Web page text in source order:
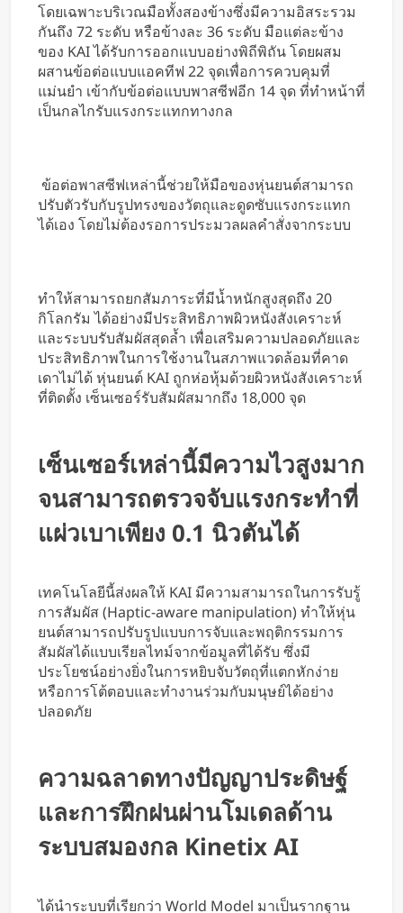
โดยเฉพาะบริเวณมือทั้งสองข้างซึ่งมีความอิสระรวม
กันถึง 72 ระดับ หรือข้างละ 36 ระดับ มือแต่ละข้าง
ของ KAI ได้รับการออกแบบอย่างพิถีพิถัน โดยผสม
ผสานข้อต่อแบบแอคทีฟ 22 จุดเพื่อการควบคุมที่
แม่นยำ เข้ากับข้อต่อแบบพาสซีฟอีก 14 จุด ที่ทำหน้าที่
เป็นกลไกรับแรงกระแทกทางกล
ข้อต่อพาสซีฟเหล่านี้ช่วยให้มือของหุ่นยนต์สามารถ
ปรับตัวรับกับรูปทรงของวัตถุและดูดซับแรงกระแทก
ได้เอง โดยไม่ต้องรอการประมวลผลคำสั่งจากระบบ
ทำให้สามารถยกสัมภาระที่มีน้ำหนักสูงสุดถึง 20
กิโลกรัม ได้อย่างมีประสิทธิภาพผิวหนังสังเคราะห์
และระบบรับสัมผัสสุดล้ำ เพื่อเสริมความปลอดภัยและ
ประสิทธิภาพในการใช้งานในสภาพแวดล้อมที่คาด
เดาไม่ได้ หุ่นยนต์ KAI ถูกห่อหุ้มด้วยผิวหนังสังเคราะห์
ที่ติดตั้ง เซ็นเซอร์รับสัมผัสมากถึง 18,000 จุด
เซ็นเซอร์เหล่านี้มีความไวสูงมาก
จนสามารถตรวจจับแรงกระทำที่
แผ่วเบาเพียง 0.1 นิวตันได้
เทคโนโลยีนี้ส่งผลให้ KAI มีความสามารถในการรับรู้
การสัมผัส (Haptic-aware manipulation) ทำให้หุ่น
ยนต์สามารถปรับรูปแบบการจับและพฤติกรรมการ
สัมผัสได้แบบเรียลไทม์จากข้อมูลที่ได้รับ ซึ่งมี
ประโยชน์อย่างยิ่งในการหยิบจับวัตถุที่แตกหักง่าย
หรือการโต้ตอบและทำงานร่วมกับมนุษย์ได้อย่าง
ปลอดภัย
ความฉลาดทางปัญญาประดิษฐ์
และการฝึกฝนผ่านโมเดลด้าน
ระบบสมองกล Kinetix AI
ได้นำระบบที่เรียกว่า World Model มาเป็นรากฐาน